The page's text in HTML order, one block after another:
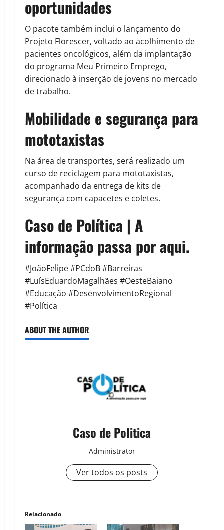
oportunidades
O pacote também inclui o lançamento do
Projeto Florescer, voltado ao acolhimento de
pacientes oncológicos, além da implantação
do programa Meu Primeiro Emprego,
direcionado à inserção de jovens no mercado
de trabalho.
Mobilidade e segurança para
mototaxistas
Na área de transportes, será realizado um
curso de reciclagem para mototaxistas,
acompanhado da entrega de kits de
segurança com capacetes e coletes.
Caso de Política | A
informação passa por aqui.
#JoãoFelipe #PCdoB #Barreiras
#LuísEduardoMagalhães #OesteBaiano
#Educação #DesenvolvimentoRegional
#Política
ABOUT THE AUTHOR
Caso de Politica
Administrator
Ver todos os posts
Relacionado